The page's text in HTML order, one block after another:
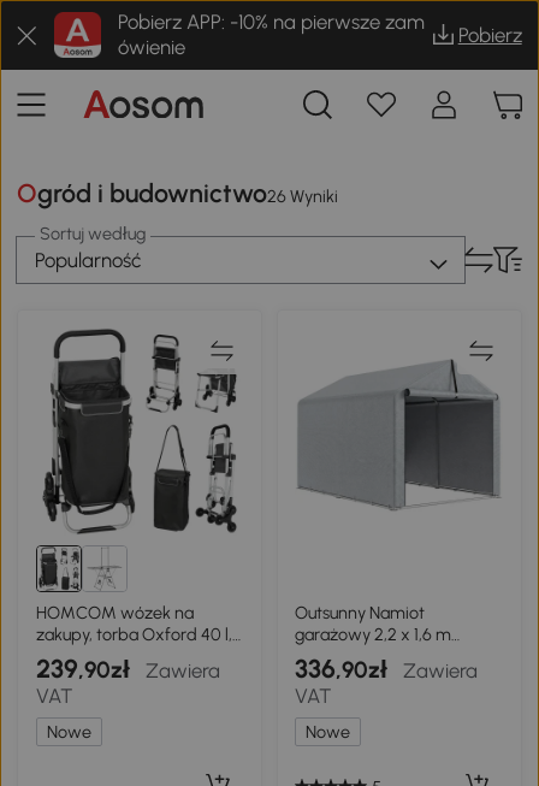
Pobierz APP: -10% na pierwsze zam
ówienie
Pobierz
Ogród i budownictwo26 Wyniki
Sortuj według
Popularność
HOMCOM wózek na
zakupy, torba Oxford 40 l,
design 3 kół, rama
aluminiowa, siedzisko,
ciemnoszary
239,90zł
Zawiera
VAT
Nowe
Outsunny Namiot
garażowy 2,2 x 1,6 m
Wodoodporny namiot na
narzędzia ze zwijaną
drzwią, dach
dwuspadowy, stalowy
stelaż, odporny na UV
336,90zł
Zawiera
VAT
Nowe